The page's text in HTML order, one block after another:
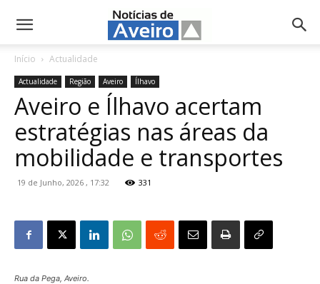
NotíciasdeAveiro.pt
Início Actualidade
Actualidade Região Aveiro Ílhavo
Aveiro e Ílhavo acertam
estratégias nas áreas da
mobilidade e transportes
19 de Junho, 2026 , 17:32 331
Rua da Pega, Aveiro.